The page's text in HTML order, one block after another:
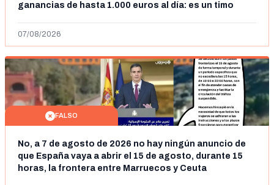
ganancias de hasta 1.000 euros al día: es un timo
07/08/2026
FALSO
No, a 7 de agosto de 2026 no hay ningún anuncio de
que España vaya a abrir el 15 de agosto, durante 15
horas, la frontera entre Marruecos y Ceuta